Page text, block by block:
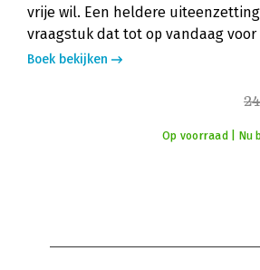
vrije wil. Een heldere
vraagstuk dat tot op vandaag
Boek bekijken
Op voorraad | Nu